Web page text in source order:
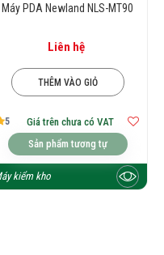
Máy PDA Newland NLS-MT90
Liên hệ
THÊM VÀO GIỎ
5
Giá trên chưa có VAT
Sản phẩm tương tự
kiểm kho